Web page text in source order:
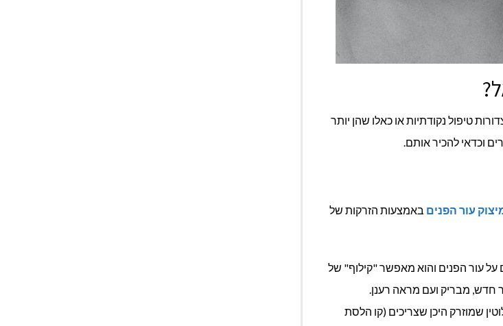
טיפול נקודתיות או כאלו שהן יותר
וכדאי להכיר אותם.
עור הפנים באמצעות הזרקות של
על עור הפנים והוא מאפשר "קילוף" של
חדש, מבריק ועם מראה רענן.
שמוזרק היכן שצריכים (קו הלסת